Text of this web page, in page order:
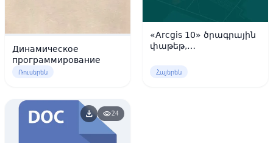
Динамическое
программирование
Ռուսերեն
«Arcgis 10» ծրագրային
փաթեթ,
ուղեցույց
Հայերեն
download visibility24